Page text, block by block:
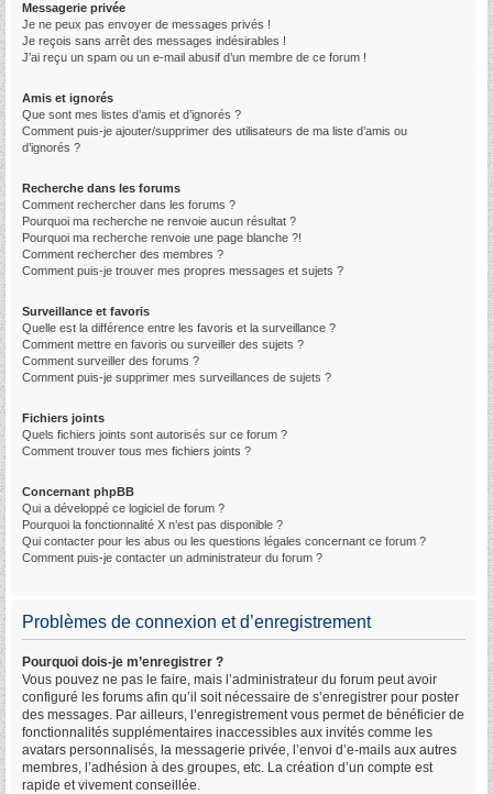
Messagerie privée
Je ne peux pas envoyer de messages privés !
Je reçois sans arrêt des messages indésirables !
J’ai reçu un spam ou un e-mail abusif d’un membre de ce forum !
Amis et ignorés
Que sont mes listes d’amis et d’ignorés ?
Comment puis-je ajouter/supprimer des utilisateurs de ma liste d’amis ou
d’ignorés ?
Recherche dans les forums
Comment rechercher dans les forums ?
Pourquoi ma recherche ne renvoie aucun résultat ?
Pourquoi ma recherche renvoie une page blanche ?!
Comment rechercher des membres ?
Comment puis-je trouver mes propres messages et sujets ?
Surveillance et favoris
Quelle est la différence entre les favoris et la surveillance ?
Comment mettre en favoris ou surveiller des sujets ?
Comment surveiller des forums ?
Comment puis-je supprimer mes surveillances de sujets ?
Fichiers joints
Quels fichiers joints sont autorisés sur ce forum ?
Comment trouver tous mes fichiers joints ?
Concernant phpBB
Qui a développé ce logiciel de forum ?
Pourquoi la fonctionnalité X n’est pas disponible ?
Qui contacter pour les abus ou les questions légales concernant ce forum ?
Comment puis-je contacter un administrateur du forum ?
Problèmes de connexion et d’enregistrement
Pourquoi dois-je m’enregistrer ?
Vous pouvez ne pas le faire, mais l’administrateur du forum peut avoir
configuré les forums afin qu’il soit nécessaire de s’enregistrer pour poster
des messages. Par ailleurs, l’enregistrement vous permet de bénéficier de
fonctionnalités supplémentaires inaccessibles aux invités comme les
avatars personnalisés, la messagerie privée, l’envoi d’e-mails aux autres
membres, l’adhésion à des groupes, etc. La création d’un compte est
rapide et vivement conseillée.